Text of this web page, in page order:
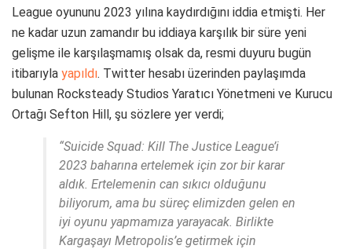
League oyununu 2023 yılına kaydırdığını iddia etmişti. Her
ne kadar uzun zamandır bu iddiaya karşılık bir süre yeni
gelişme ile karşılaşmamış olsak da, resmi duyuru bugün
itibarıyla yapıldı. Twitter hesabı üzerinden paylaşımda
bulunan Rocksteady Studios Yaratıcı Yönetmeni ve Kurucu
Ortağı Sefton Hill, şu sözlere yer verdi;
“Suicide Squad: Kill The Justice League’i
2023 baharına ertelemek için zor bir karar
aldık. Ertelemenin can sıkıcı olduğunu
biliyorum, ama bu süreç elimizden gelen en
iyi oyunu yapmamıza yarayacak. Birlikte
Kargaşayı Metropolis’e getirmek için